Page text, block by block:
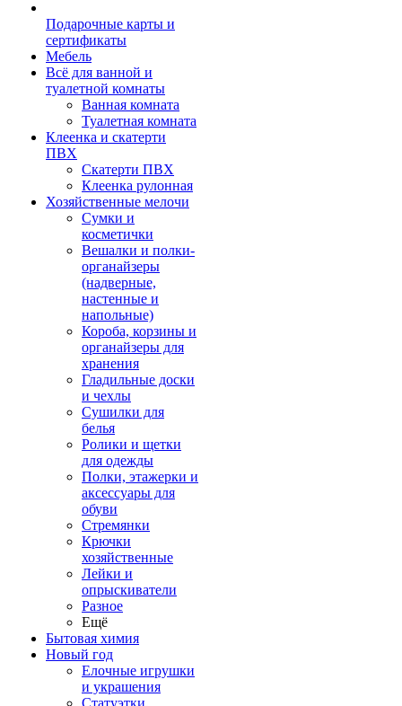
Подарочные карты и
сертификаты
Мебель
Всё для ванной и
туалетной комнаты
Ванная комната
Туалетная комната
Клеенка и скатерти
ПВХ
Скатерти ПВХ
Клеенка рулонная
Хозяйственные мелочи
Сумки и
косметички
Вешалки и полки-
органайзеры
(надверные,
настенные и
напольные)
Короба, корзины и
органайзеры для
хранения
Гладильные доски
и чехлы
Сушилки для
белья
Ролики и щетки
для одежды
Полки, этажерки и
аксессуары для
обуви
Стремянки
Крючки
хозяйственные
Лейки и
опрыскиватели
Разное
Ещё
Бытовая химия
Новый год
Елочные игрушки
и украшения
Статуэтки,